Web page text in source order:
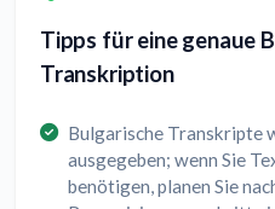
Tipps für eine genaue
Transkription
Bulgarische Transkripte
ausgegeben; wenn Sie
benötigen, planen Sie